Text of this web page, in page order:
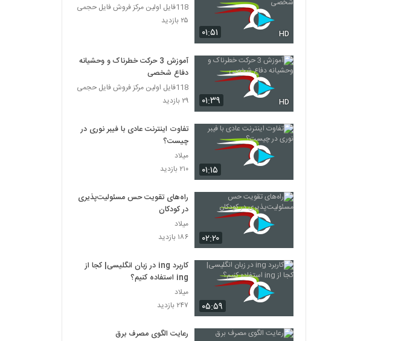
۰۱:۵۱ HD
118فایل اولین مرکز فروش فایل حجمی
۲۵ بازدید
۰۱:۳۹ HD
آموزش 3 حرکت خطرناک و وحشیانه
دفاع شخصی
118فایل اولین مرکز فروش فایل حجمی
۲۹ بازدید
۰۱:۱۵
تفاوت اینترنت عادی با فیبر نوری در
چیست؟
میلاد
۲۱۰ بازدید
۰۲:۲۰
راه‌های تقویت حس مسئولیت‌پذیری
در کودکان
میلاد
۱۸۶ بازدید
۰۵:۵۹
کاربرد ing در زبان انگلیسی| کجا از
ing استفاده کنیم؟
میلاد
۲۴۷ بازدید
رعایت الگوی مصرف برق